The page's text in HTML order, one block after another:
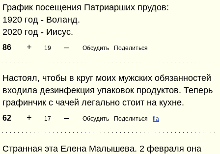
График посещения Патриарших прудов:
1920 год - Воланд.
2020 год - Иисус.
86 + 19 – Обсудить Поделиться
Настоял, чтобы в круг моих мужских обязанностей
входила дезинфекция упаковок продуктов. Теперь
графинчик с чачей легально стоит на кухне.
62 + 17 – Обсудить Поделиться fla
Странная эта Елена Малышева. 2 февраля она